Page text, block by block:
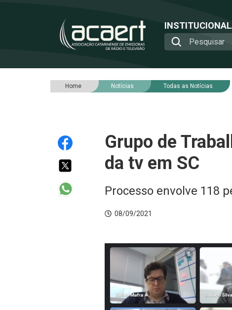
INSTITUCIONAL
Home Notícias Todas as Notícias
Grupo de
da tv em SC
Processo envolve 118
08/09/2021